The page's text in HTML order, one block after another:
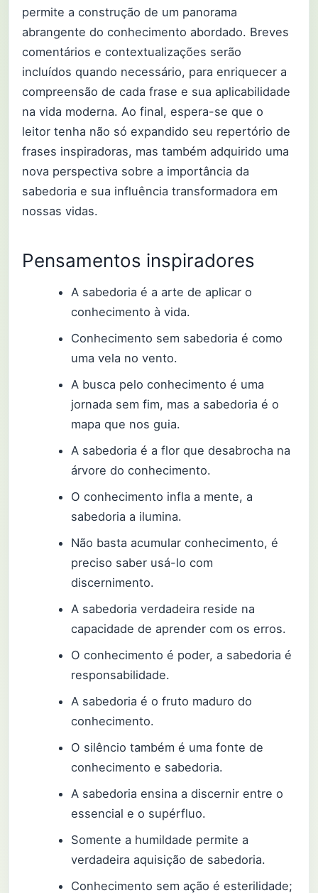
permite a construção de um panorama
abrangente do conhecimento abordado. Breves
comentários e contextualizações serão
incluídos quando necessário, para enriquecer a
compreensão de cada frase e sua aplicabilidade
na vida moderna. Ao final, espera-se que o
leitor tenha não só expandido seu repertório de
frases inspiradoras, mas também adquirido uma
nova perspectiva sobre a importância da
sabedoria e sua influência transformadora em
nossas vidas.
Pensamentos inspiradores
A sabedoria é a arte de aplicar o
conhecimento à vida.
Conhecimento sem sabedoria é como
uma vela no vento.
A busca pelo conhecimento é uma
jornada sem fim, mas a sabedoria é o
mapa que nos guia.
A sabedoria é a flor que desabrocha na
árvore do conhecimento.
O conhecimento infla a mente, a
sabedoria a ilumina.
Não basta acumular conhecimento, é
preciso saber usá-lo com
discernimento.
A sabedoria verdadeira reside na
capacidade de aprender com os erros.
O conhecimento é poder, a sabedoria é
responsabilidade.
A sabedoria é o fruto maduro do
conhecimento.
O silêncio também é uma fonte de
conhecimento e sabedoria.
A sabedoria ensina a discernir entre o
essencial e o supérfluo.
Somente a humildade permite a
verdadeira aquisição de sabedoria.
Conhecimento sem ação é esterilidade;